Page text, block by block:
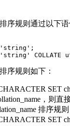
序规则通过以下语
'string';
序规则如下：
SET
，则直
排序规则
SET